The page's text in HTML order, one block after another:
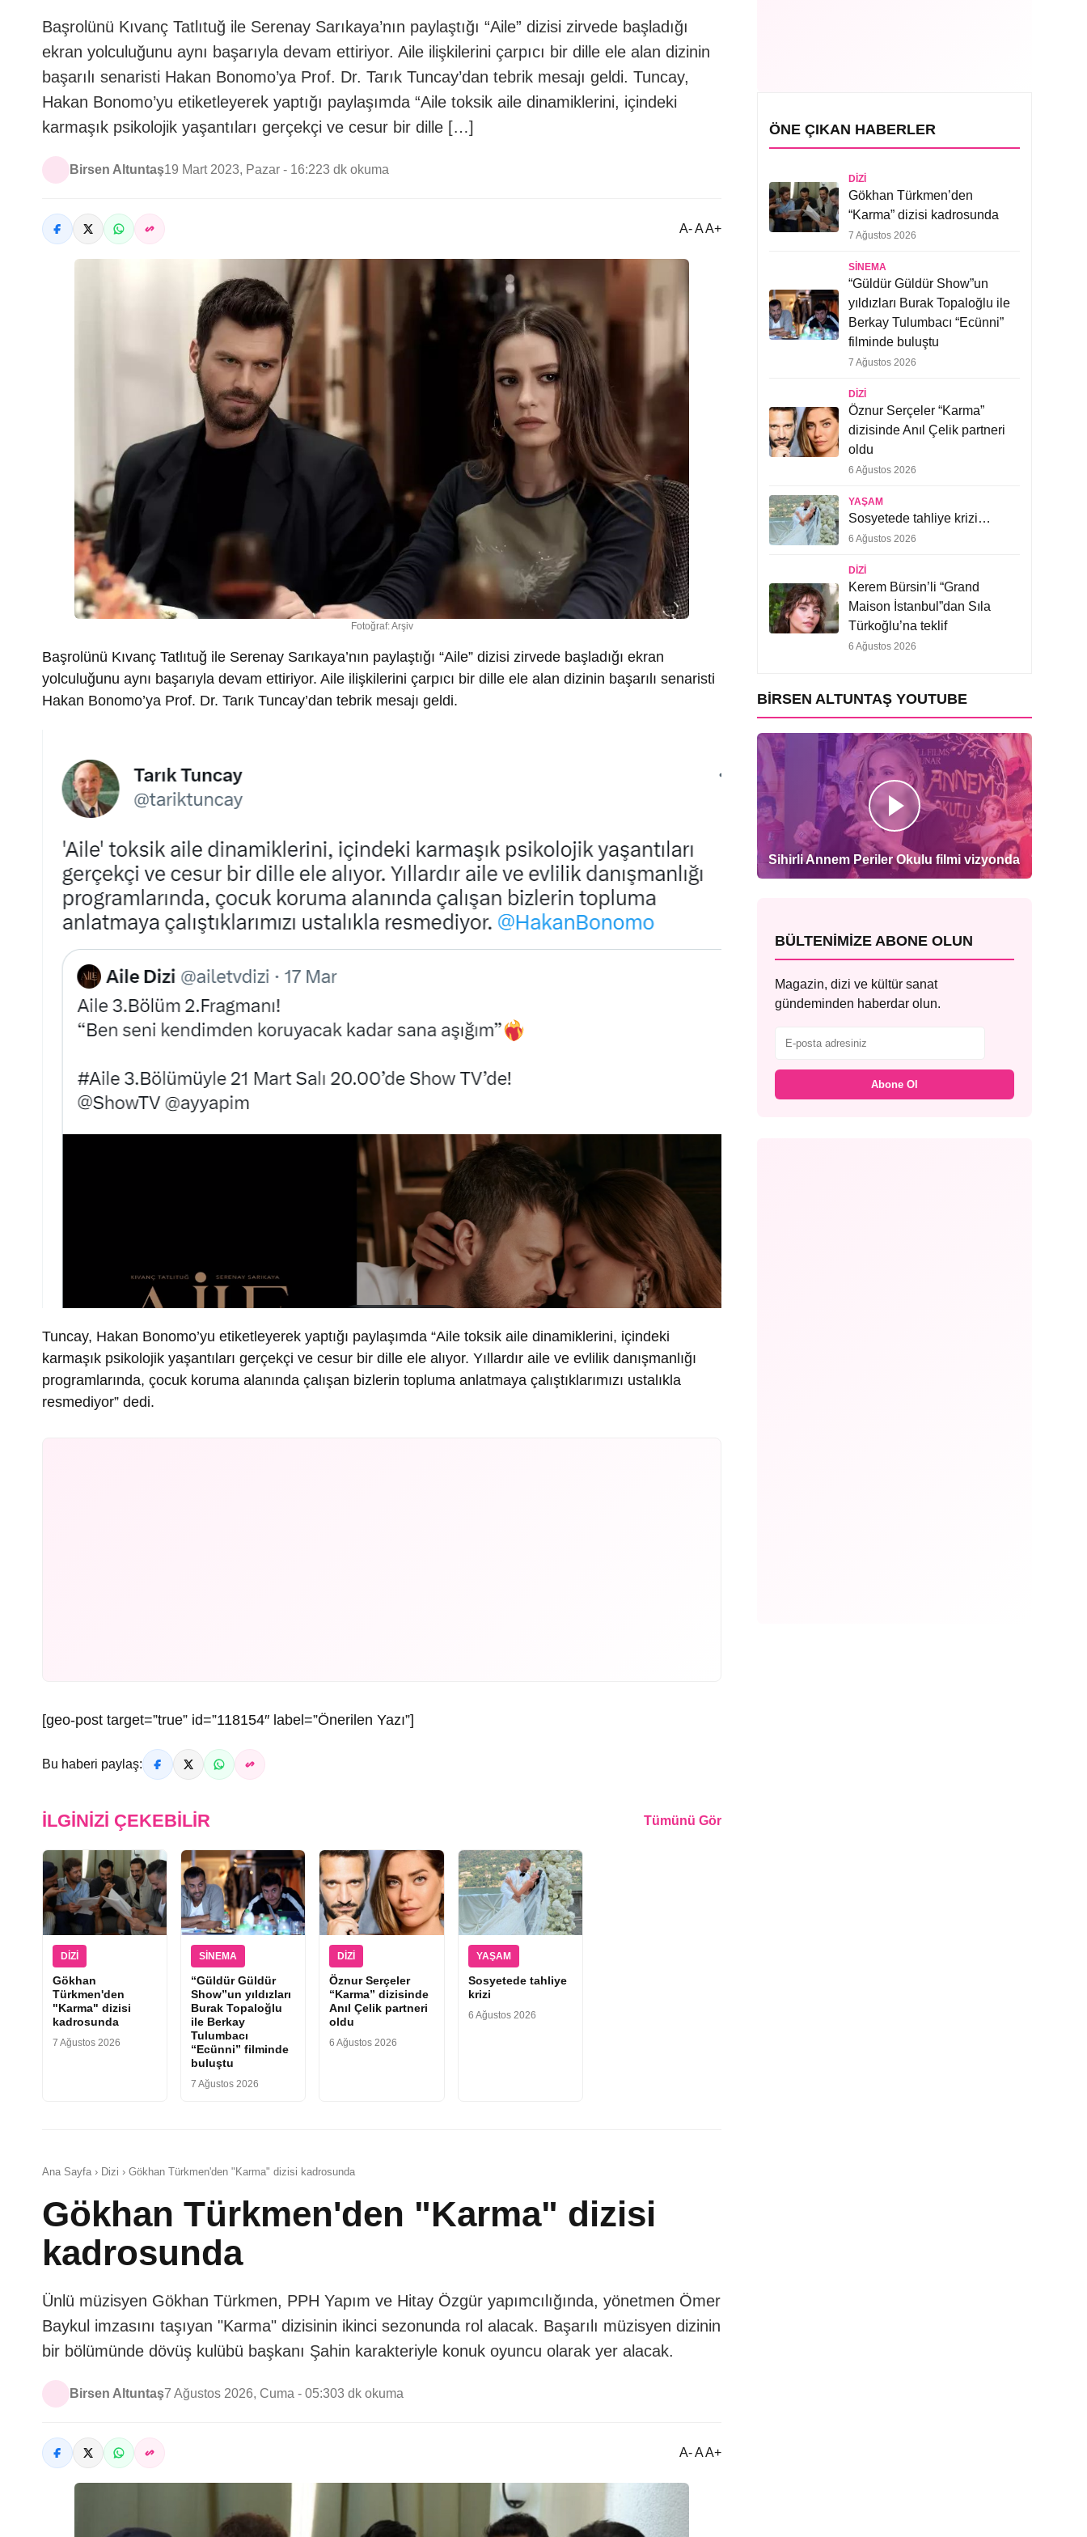
Başrolünü Kıvanç Tatlıtuğ ile Serenay Sarıkaya’nın paylaştığı “Aile” dizisi zirvede başladığı
ekran yolculuğunu aynı başarıyla devam ettiriyor. Aile ilişkilerini çarpıcı bir dille ele alan dizinin
başarılı senaristi Hakan Bonomo’ya Prof. Dr. Tarık Tuncay’dan tebrik mesajı geldi. Tuncay,
Hakan Bonomo’yu etiketleyerek yaptığı paylaşımda “Aile toksik aile dinamiklerini, içindeki
karmaşık psikolojik yaşantıları gerçekçi ve cesur bir dille […]
Birsen Altuntaş19 Mart 2023, Pazar - 16:223 dk okuma
A- A A+
Fotoğraf: Arşiv
Başrolünü Kıvanç Tatlıtuğ ile Serenay Sarıkaya’nın paylaştığı “Aile” dizisi zirvede başladığı ekran
yolculuğunu aynı başarıyla devam ettiriyor. Aile ilişkilerini çarpıcı bir dille ele alan dizinin başarılı senaristi
Hakan Bonomo’ya Prof. Dr. Tarık Tuncay’dan tebrik mesajı geldi.
Tuncay, Hakan Bonomo’yu etiketleyerek yaptığı paylaşımda “Aile toksik aile dinamiklerini, içindeki
karmaşık psikolojik yaşantıları gerçekçi ve cesur bir dille ele alıyor. Yıllardır aile ve evlilik danışmanlığı
programlarında, çocuk koruma alanında çalışan bizlerin topluma anlatmaya çalıştıklarımızı ustalıkla
resmediyor” dedi.
[geo-post target=”true” id=”118154″ label=”Önerilen Yazı”]
Bu haberi paylaş:
İLGINIZI ÇEKEBILIR Tümünü Gör
DIZI
Gökhan
Türkmen'den
"Karma" dizisi
kadrosunda
7 Ağustos 2026
SINEMA
“Güldür Güldür
Show”un yıldızları
Burak Topaloğlu
ile Berkay
Tulumbacı
“Ecünni” filminde
buluştu
7 Ağustos 2026
DIZI
Öznur Serçeler
“Karma” dizisinde
Anıl Çelik partneri
oldu
6 Ağustos 2026
YAŞAM
Sosyetede tahliye
krizi
6 Ağustos 2026
Ana Sayfa › Dizi › Gökhan Türkmen'den "Karma" dizisi kadrosunda
Gökhan Türkmen'den "Karma" dizisi
kadrosunda
Ünlü müzisyen Gökhan Türkmen, PPH Yapım ve Hitay Özgür yapımcılığında, yönetmen Ömer
Baykul imzasını taşıyan "Karma" dizisinin ikinci sezonunda rol alacak. Başarılı müzisyen dizinin
bir bölümünde dövüş kulübü başkanı Şahin karakteriyle konuk oyuncu olarak yer alacak.
Birsen Altuntaş7 Ağustos 2026, Cuma - 05:303 dk okuma
A- A A+
ÖNE ÇIKAN HABERLER
DIZI
Gökhan Türkmen’den
“Karma” dizisi kadrosunda
7 Ağustos 2026
SINEMA
“Güldür Güldür Show”un
yıldızları Burak Topaloğlu ile
Berkay Tulumbacı “Ecünni”
filminde buluştu
7 Ağustos 2026
DIZI
Öznur Serçeler “Karma”
dizisinde Anıl Çelik partneri
oldu
6 Ağustos 2026
YAŞAM
Sosyetede tahliye krizi…
6 Ağustos 2026
DIZI
Kerem Bürsin’li “Grand
Maison İstanbul”dan Sıla
Türkoğlu’na teklif
6 Ağustos 2026
BIRSEN ALTUNTAŞ YOUTUBE
Sihirli Annem Periler Okulu filmi vizyonda
BÜLTENIMIZE ABONE OLUN
Magazin, dizi ve kültür sanat
gündeminden haberdar olun.
Abone Ol